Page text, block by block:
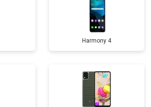
Harmony 4